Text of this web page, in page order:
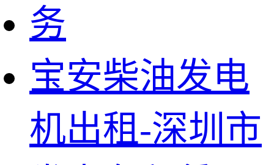
宝安柴油发电
机出租-深圳市